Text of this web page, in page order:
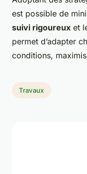
est possible de
suivi rigoureux et
permet d’adapter
conditions,
Travaux